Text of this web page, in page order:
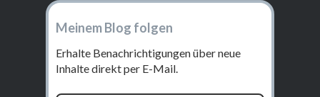
Meinem Blog folgen
Erhalte Benachrichtigungen über neue
Inhalte direkt per E-Mail.